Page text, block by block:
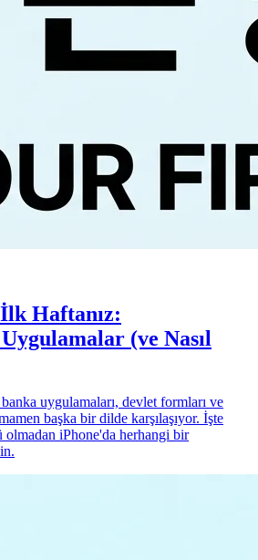
Haftanız:
(ve Nasıl
uygulamaları, devlet formları ve
başka bir dilde karşılaşıyor. İşte
olmadan iPhone'da herhangi bir